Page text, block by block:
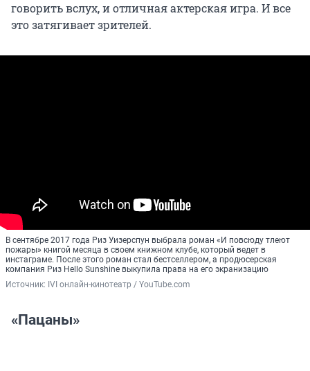
говорить вслух, и отличная актерская игра. И все
это затягивает зрителей.
В сентябре 2017 года Риз Уизерспун выбрала роман «И повсюду тлеют
пожары» книгой месяца в своем книжном клубе, который ведет в
инстаграме. После этого роман стал бестселлером, а продюсерская
компания Риз Hello Sunshine выкупила права на его экранизацию
Источник: IVI онлайн-кинотеатр / YouTube.com
«Пацаны»